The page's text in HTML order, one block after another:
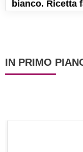
bianco. Ricetta
per un dolce
IN PRIMO